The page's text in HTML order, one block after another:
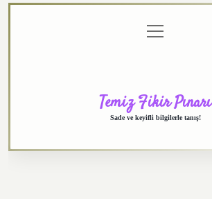
menüyü
aç
Temiz Fikir Pınarı
Sade ve keyifli bilgilerle tanış!